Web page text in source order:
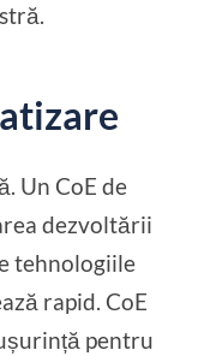
Un CoE de
dezvoltării
tehnologiile
rapid. CoE
pentru